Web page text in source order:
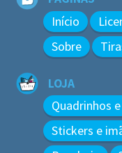
Início
Sobre
LOJA
Quadrinhos
Stickers e